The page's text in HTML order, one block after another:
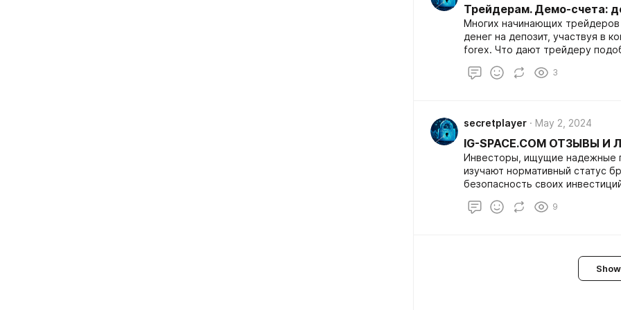
кого из брокеров форекс
демо-счетов, является ли
Трейдерам. Демо-счета:
Многих начинающих
денег на депозит, участвуя в
forex. Что дают трейдеру
конкурсы?Ведь ни для кого не
Организаторы рейтинга
портала трейдеров "Биржевой
кого из брокеров форекс
демо-счетов, является ли
3
secretplayer May 2, 2024
IG-SPACE.COM ОТЗЫВЫ И
Инвесторы, ищущие надежные
изучают нормативный статус
безопасность своих
компании и нормативную
9